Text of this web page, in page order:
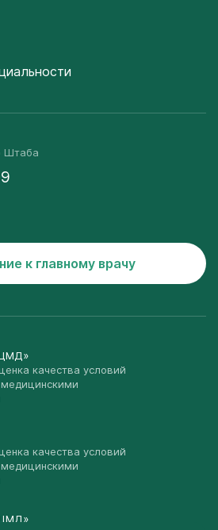
Штаба
к главному врачу
качества условий
медицинскими
качества условий
медицинскими